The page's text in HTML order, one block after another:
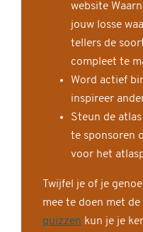
website
jouw losse
tellers de
compleet te
Word actief
inspireer
Steun de
te sponsoren
voor het
Twijfel je of je
mee te doen met
quizzen kun je je